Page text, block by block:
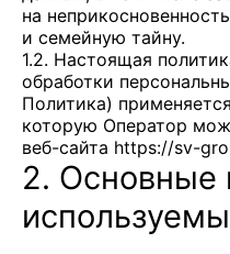
на
и семейную тайну.
1.2. Настоящая
обработки
Политика)
которую Оператор
веб-сайта https://sv-
2. Основные